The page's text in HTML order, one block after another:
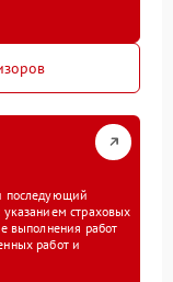
последующий
указанием страховых
выполнения работ
работ и